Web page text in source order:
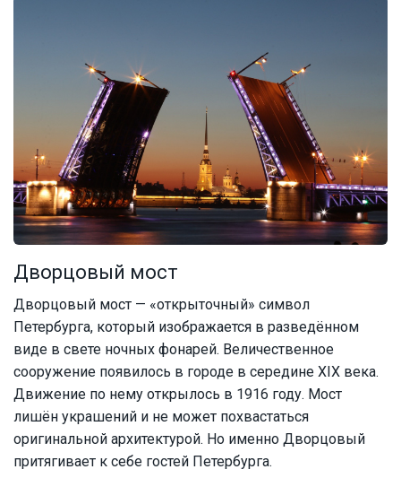
Дворцовый мост
Дворцовый мост — «открыточный» символ
Петербурга, который изображается в разведённом
виде в свете ночных фонарей. Величественное
сооружение появилось в городе в середине XIX века.
Движение по нему открылось в 1916 году. Мост
лишён украшений и не может похвастаться
оригинальной архитектурой. Но именно Дворцовый
притягивает к себе гостей Петербурга.